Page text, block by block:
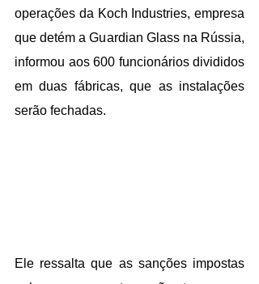
operações da Koch Industries, empresa
que detém a Guardian Glass na Rússia,
informou aos 600 funcionários divididos
em duas fábricas, que as instalações
serão fechadas.
Ele ressalta que as sanções impostas